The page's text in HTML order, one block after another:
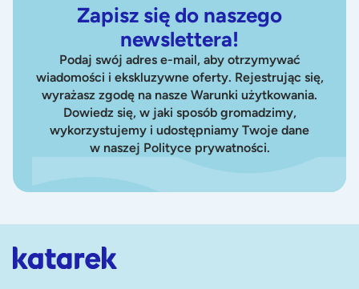
Zapisz się do naszego
newslettera!
Podaj swój adres e-mail, aby otrzymywać
wiadomości i ekskluzywne oferty. Rejestrując się,
wyrażasz zgodę na nasze Warunki użytkowania.
Dowiedz się, w jaki sposób gromadzimy,
wykorzystujemy i udostępniamy Twoje dane
w naszej Polityce prywatności.